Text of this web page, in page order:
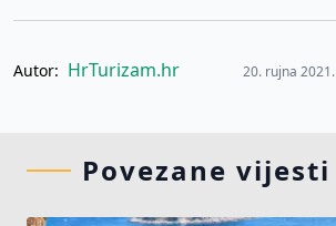
Autor: HrTurizam.hr 20. rujna 2021.
Povezane vijesti